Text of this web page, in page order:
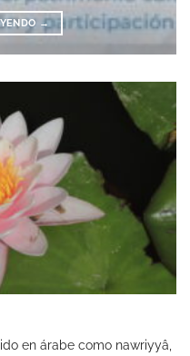
→
en árabe como nawriyyâ,